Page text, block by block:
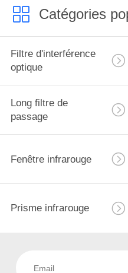
Catégories
Filtre d'interférence
optique
Long filtre de
passage
Fenêtre infrarouge
Prisme infrarouge